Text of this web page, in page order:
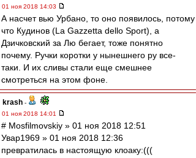
01 ноя 2018 14:03
А насчет вью Урбано, то оно появилось, потому
что Кудинов (La Gazzetta dello Sport), а
Дзичковский за Лю бегает, тоже понятно
почему. Ручки коротки у нынешнего ру все-
таки. И их сливы стали еще смешнее
смотреться на этом фоне.
krash -
01 ноя 2018 14:01
# Mosfilmovskiy » 01 ноя 2018 12:51
Увар1969 » 01 ноя 2018 12:36
превратилась в настоящую клоаку:(((